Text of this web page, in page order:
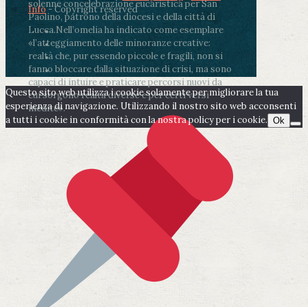
solenne concelebrazione eucaristica per San
Paolino, patrono della diocesi e della città di
Lucca.Nell’omelia ha indicato come esemplare
«l’atteggiamento delle minoranze creative:
realtà che, pur essendo piccole e fragili, non si
fanno bloccare dalla situazione di crisi, ma sono
capaci di intuire e praticare percorsi nuovi da
cui sorgono realtà diverse e per certi versi
inedite».
Info- Copyright reserved
Questo sito web utilizza i cookie solamente per migliorare la tua
esperienza di navigazione. Utilizzando il nostro sito web acconsenti
a tutti i cookie in conformità con la nostra policy per i cookie. Ok